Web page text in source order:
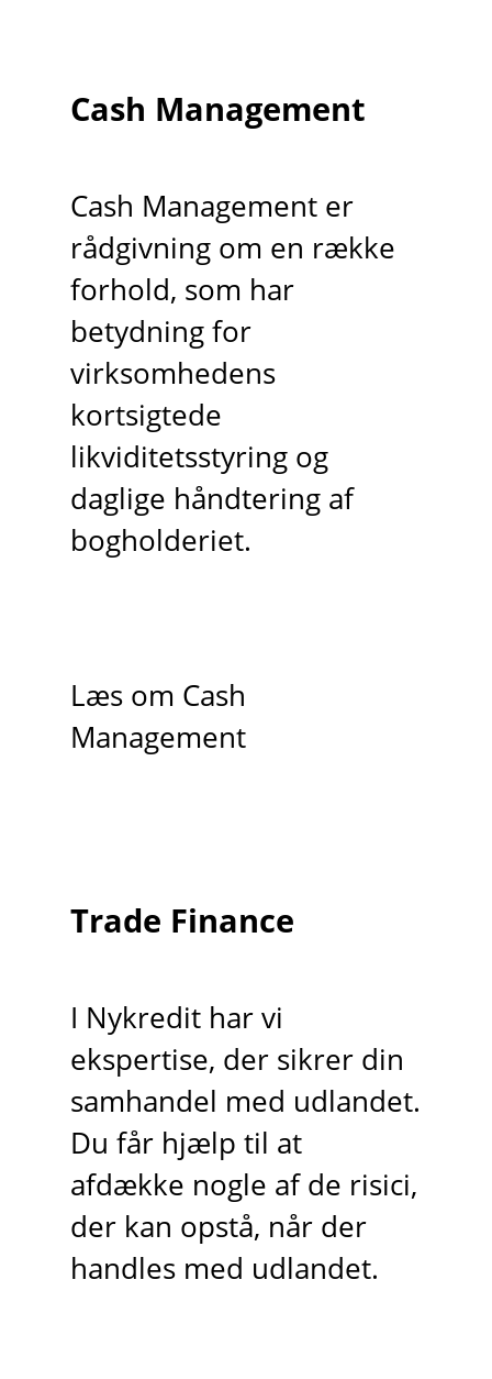
Cash Management
Cash Management er
rådgivning om en række
forhold, som har
betydning for
virksomhedens
kortsigtede
likviditetsstyring og
daglige håndtering af
bogholderiet.
Læs om Cash
Management
Trade Finance
I Nykredit har vi
ekspertise, der sikrer din
samhandel med udlandet.
Du får hjælp til at
afdække nogle af de risici,
der kan opstå, når der
handles med udlandet.